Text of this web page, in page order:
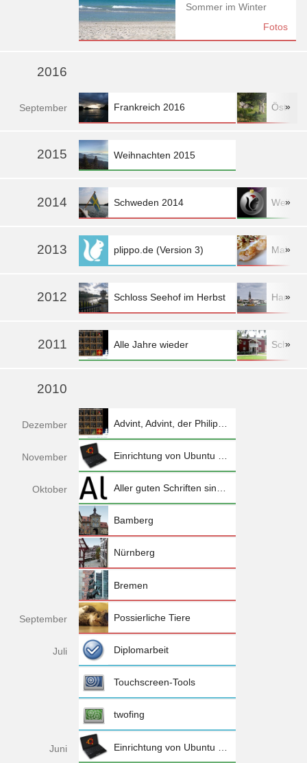
Sommer im Winter
Fotos
2016
September Frankreich 2016 »
2015 Weihnachten 2015
»
2014 Schweden 2014 »
2013 plippo.de (Version 3) Mahlzeit
mehr »
»
2012 Schloss Seehof im Herbst
mehr »
»
2011 Alle Jahre wieder »
2010
Dezember Advint, Advint, der Philipp spinnt
November Einrichtung von Ubuntu 10.10 auf dem Eee PC 1005HA
Oktober Aller guten Schriften sind weiterhin frei
Bamberg
Nürnberg
Bremen
September Possierliche Tiere
Juli Diplomarbeit
Touchscreen-Tools
twofing
Juni Einrichtung von Ubuntu 10.04 (Netbook Remix) auf dem Eee PC 1005HA